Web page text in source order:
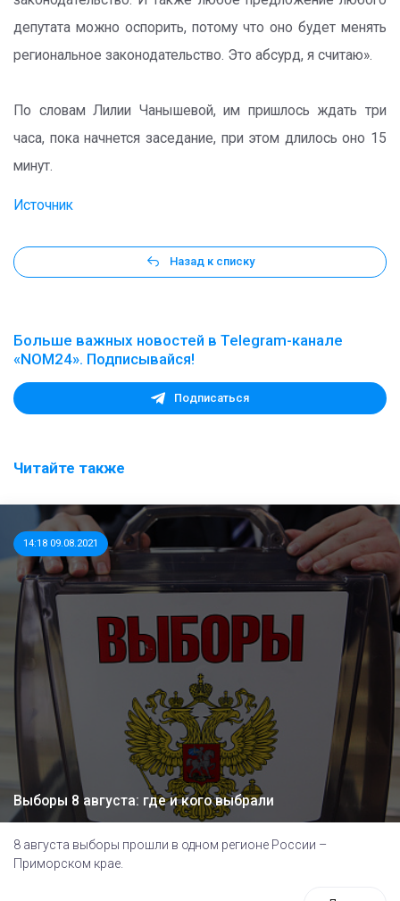
депутата можно оспорить, потому что оно будет менять
региональное законодательство. Это абсурд, я считаю».
По словам Лилии Чанышевой, им пришлось ждать три
часа, пока начнется заседание, при этом длилось оно 15
минут.
Источник
Назад к списку
Больше важных новостей в Telegram-канале
«NOM24». Подписывайся!
Подписаться
Читайте также
14:18 09.08.2021
Выборы 8 августа: где и кого выбрали
8 августа выборы прошли в одном регионе России –
Приморском крае.